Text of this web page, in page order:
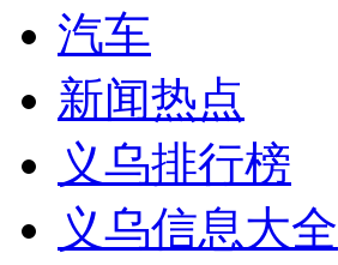
汽车
新闻热点
义乌排行榜
义乌信息大全